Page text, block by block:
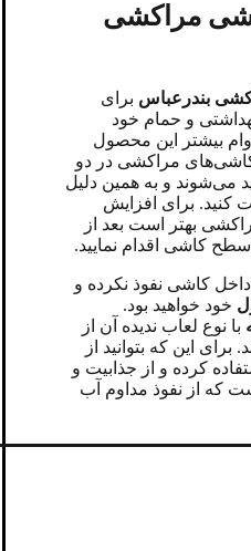
مراکشی
بندرعباس برای
و حمام خود
بیشتر این محصول
کاشی‌های مراکشی در دو
می‌شوند و به همین دلیل
کنید. برای افزایش
بهتر است بعد از
کاشی اقدام نمایید.
داخل کاشی نفوذ نکرده و
خود خواهید بود.
با نوع لعاب ندیده آن از
این که بتوانید از
کرده و از جذابیت و
که از نفوذ مداوم آب